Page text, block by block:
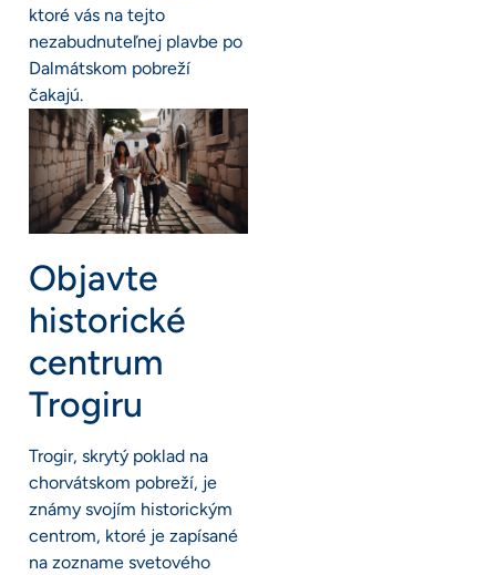
ktoré vás na tejto
nezabudnuteľnej plavbe po
Dalmátskom pobreží
čakajú.
Objavte
historické
centrum
Trogiru
Trogir, skrytý poklad na
chorvátskom pobreží, je
známy svojím historickým
centrom, ktoré je zapísané
na zozname svetového